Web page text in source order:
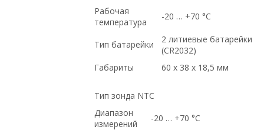
Рабочая
температура
-20 … +70 °C
Тип батарейки
2 литиевые батарейки
(CR2032)
Габариты
60 x 38 x 18,5 мм
Тип зонда NTC
Диапазон
измерений
-20 … +70 °C